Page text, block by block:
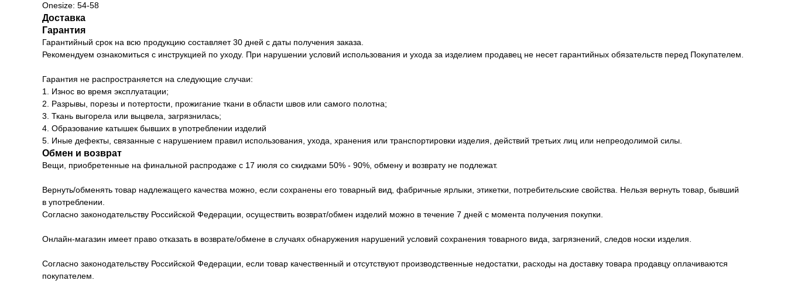
Onesize: 54-58
Доставка
Гарантия
Гарантийный срок на всю продукцию составляет 30 дней с даты получения заказа.
Рекомендуем ознакомиться с инструкцией по уходу. При нарушении условий использования и ухода за изделием продавец не несет гарантийных обязательств перед Покупателем.
Гарантия не распространяется на следующие случаи:
1. Износ во время эксплуатации;
2. Разрывы, порезы и потертости, прожигание ткани в области швов или самого полотна;
3. Ткань выгорела или выцвела, загрязнилась;
4. Образование катышек бывших в употреблении изделий
5. Иные дефекты, связанные с нарушением правил использования, ухода, хранения или транспортировки изделия, действий третьих лиц или непреодолимой силы.
Обмен и возврат
Вещи, приобретенные на финальной распродаже с 17 июля со скидками 50% - 90%, обмену и возврату не подлежат.
Вернуть/обменять товар надлежащего качества можно, если сохранены его товарный вид, фабричные ярлыки, этикетки, потребительские свойства. Нельзя вернуть товар, бывший
в употреблении.
Согласно законодательству Российской Федерации, осуществить возврат/обмен изделий можно в течение 7 дней с момента получения покупки.
Онлайн-магазин имеет право отказать в возврате/обмене в случаях обнаружения нарушений условий сохранения товарного вида, загрязнений, следов носки изделия.
Согласно законодательству Российской Федерации, если товар качественный и отсутствуют производственные недостатки, расходы на доставку товара продавцу оплачиваются
покупателем.